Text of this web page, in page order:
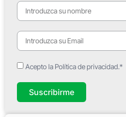
Acepto la Política de privacidad.*
Suscribirme